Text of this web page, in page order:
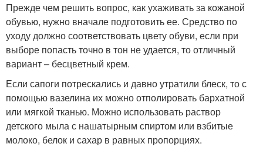
Прежде чем решить вопрос, как ухаживать за кожаной
обувью, нужно вначале подготовить ее. Средство по
уходу должно соответствовать цвету обуви, если при
выборе попасть точно в тон не удается, то отличный
вариант – бесцветный крем.
Если сапоги потрескались и давно утратили блеск, то с
помощью вазелина их можно отполировать бархатной
или мягкой тканью. Можно использовать раствор
детского мыла с нашатырным спиртом или взбитые
молоко, белок и сахар в равных пропорциях.